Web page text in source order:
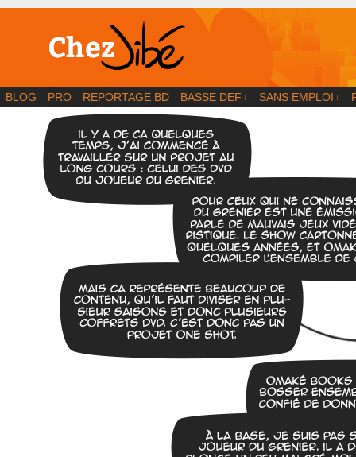
BD | Illustration | Blog
BLOG PRO REPORTAGE BD BASSE DEF ↓ SANS EMPLOI ↓